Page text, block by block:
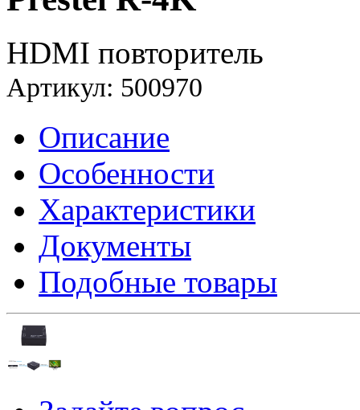
HDMI повторитель
Артикул: 500970
Описание
Особенности
Характеристики
Документы
Подобные товары